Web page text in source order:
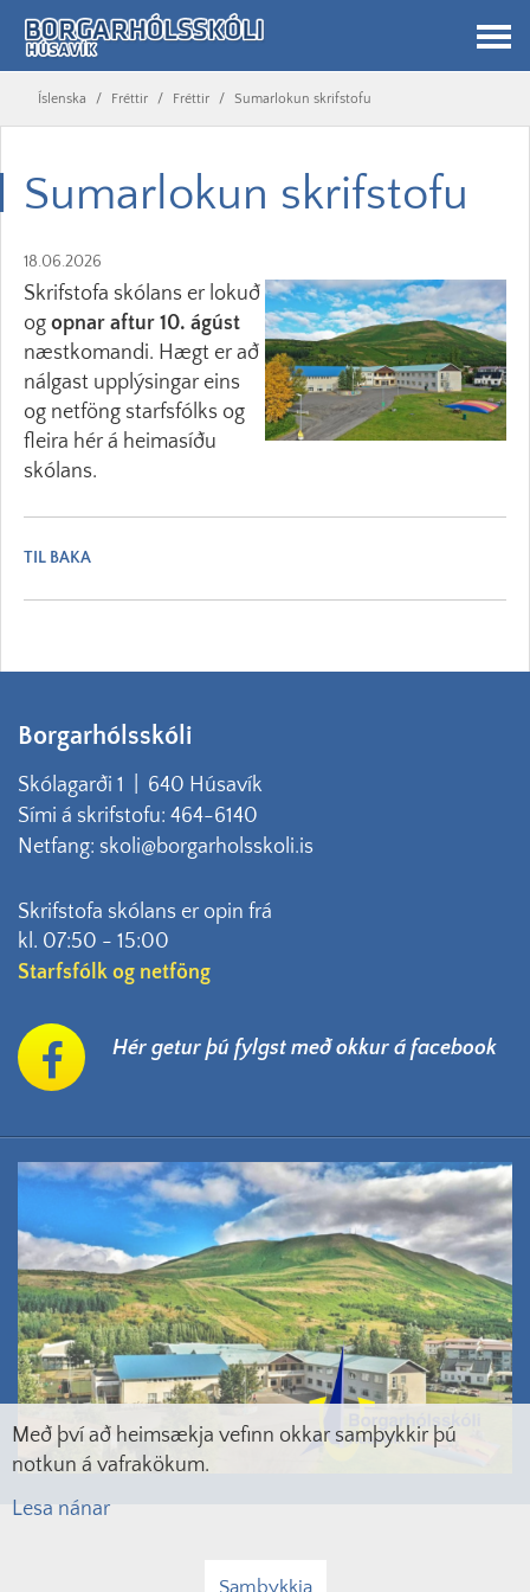
Íslenska / Fréttir / Fréttir / Sumarlokun skrifstofu
Sumarlokun skrifstofu
18.06.2026
Skrifstofa skólans er lokuð
og opnar aftur 10. ágúst
næstkomandi. Hægt er að
nálgast upplýsingar eins
og netföng starfsfólks og
fleira hér á heimasíðu
skólans.
TIL BAKA
Borgarhólsskóli
Skólagarði 1 | 640 Húsavík
Sími á skrifstofu: 464-6140
Netfang: skoli@borgarholsskoli.is
Skrifstofa skólans er opin frá
kl. 07:50 - 15:00
Starfsfólk og netföng
Hér getur þú fylgst með okkur á facebook
Með því að heimsækja vefinn okkar samþykkir þú
notkun á vafrakökum.
Lesa nánar
Samþykkja